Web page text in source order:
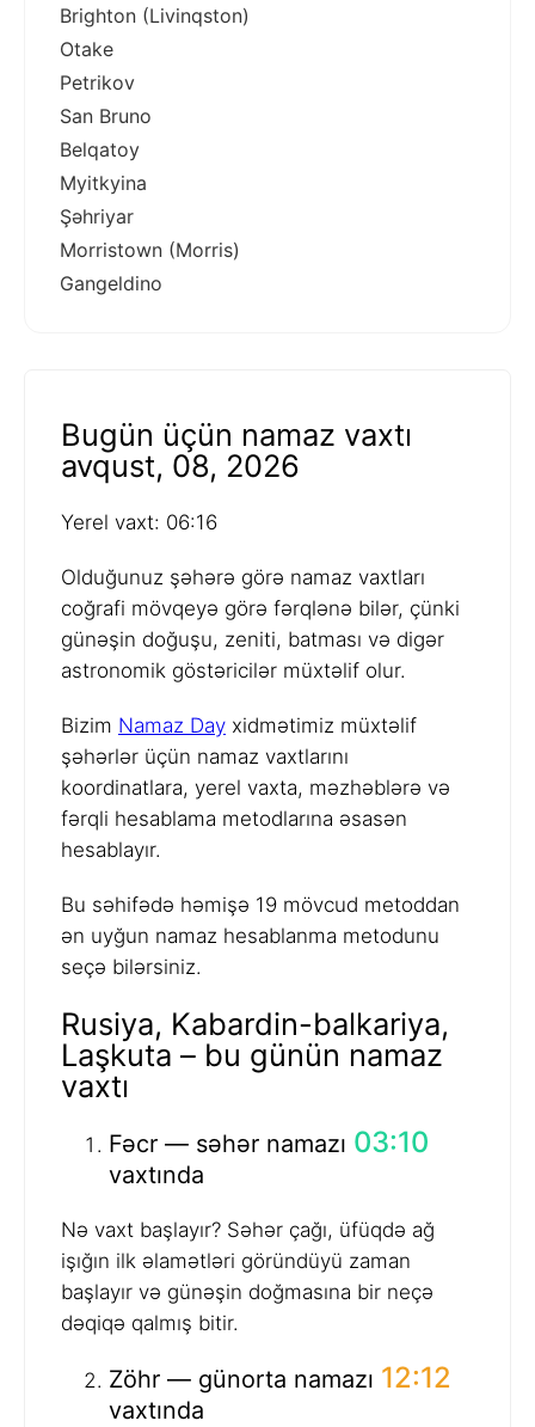
Brighton (Livinqston)
Otake
Petrikov
San Bruno
Belqatoy
Myitkyina
Şəhriyar
Morristown (Morris)
Gangeldino
Bugün üçün namaz vaxtı
avqust, 08, 2026
Yerel vaxt: 06:16
Olduğunuz şəhərə görə namaz vaxtları
coğrafi mövqeyə görə fərqlənə bilər, çünki
günəşin doğuşu, zeniti, batması və digər
astronomik göstəricilər müxtəlif olur.
Bizim Namaz Day xidmətimiz müxtəlif
şəhərlər üçün namaz vaxtlarını
koordinatlara, yerel vaxta, məzhəblərə və
fərqli hesablama metodlarına əsasən
hesablayır.
Bu səhifədə həmişə 19 mövcud metoddan
ən uyğun namaz hesablanma metodunu
seçə bilərsiniz.
Rusiya, Kabardin-balkariya,
Laşkuta – bu günün namaz
vaxtı
Fəcr — səhər namazı 03:10
vaxtında
Nə vaxt başlayır? Səhər çağı, üfüqdə ağ
işığın ilk əlamətləri göründüyü zaman
başlayır və günəşin doğmasına bir neçə
dəqiqə qalmış bitir.
Zöhr — günorta namazı 12:12
vaxtında